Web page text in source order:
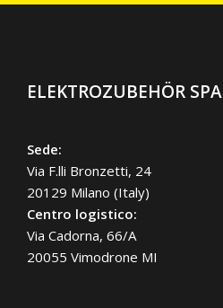
ELEKTROZUBEHÖR SPA
Sede:
Via F.lli Bronzetti, 24
20129 Milano (Italy)
Centro logistico:
Via Cadorna, 66/A
20055 Vimodrone MI